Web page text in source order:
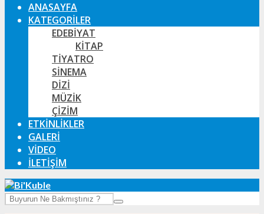
ANASAYFA
KATEGORILER
EDEBIYAT
KITAP
TIYATRO
SINEMA
DIZI
MÜZIK
ÇIZIM
ETKINLIKLER
GALERI
VIDEO
İLETIŞIM